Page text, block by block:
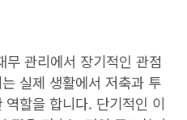
무 관리에서 장기적인 관점
실제 생활에서 저축과 투
할을 합니다. 단기적인 이